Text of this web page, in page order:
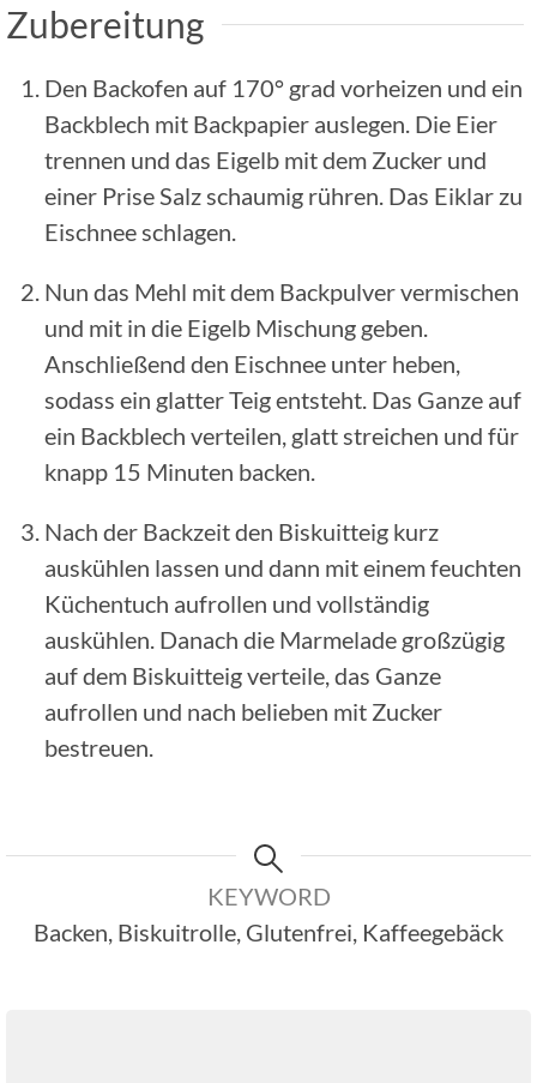
Zubereitung
Den Backofen auf 170° grad vorheizen und ein
Backblech mit Backpapier auslegen. Die Eier
trennen und das Eigelb mit dem Zucker und
einer Prise Salz schaumig rühren. Das Eiklar zu
Eischnee schlagen.
Nun das Mehl mit dem Backpulver vermischen
und mit in die Eigelb Mischung geben.
Anschließend den Eischnee unter heben,
sodass ein glatter Teig entsteht. Das Ganze auf
ein Backblech verteilen, glatt streichen und für
knapp 15 Minuten backen.
Nach der Backzeit den Biskuitteig kurz
auskühlen lassen und dann mit einem feuchten
Küchentuch aufrollen und vollständig
auskühlen. Danach die Marmelade großzügig
auf dem Biskuitteig verteile, das Ganze
aufrollen und nach belieben mit Zucker
bestreuen.
KEYWORD
Backen, Biskuitrolle, Glutenfrei, Kaffeegebäck